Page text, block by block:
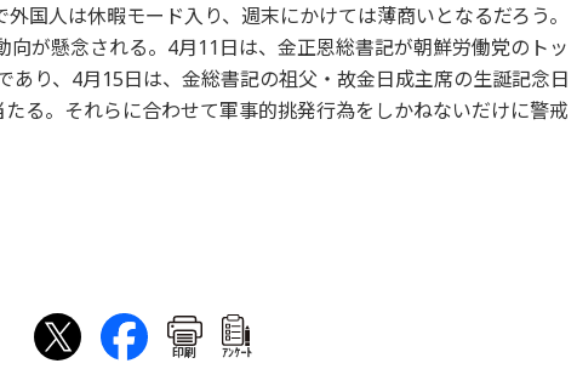
国人は休暇モード入り、週末にかけては薄商いとなるだろう。
向が懸念される。4月11日は、金正恩総書記が朝鮮労働党のトッ
あり、4月15日は、金総書記の祖父・故金日成主席の生誕記念日
たる。それらに合わせて軍事的挑発行為をしかねないだけに警戒
印刷 ｱﾝｹｰﾄ